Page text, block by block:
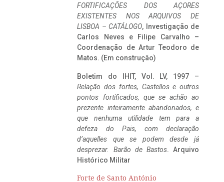
FORTIFICAÇÕES DOS AÇORES
EXISTENTES NOS ARQUIVOS DE
LISBOA – CATÁLOGO, Investigação de
Carlos Neves e Filipe Carvalho –
Coordenação de Artur Teodoro de
Matos. (Em construção)
Boletim do IHIT, Vol. LV, 1997 –
Relação dos fortes, Castellos e outros
pontos fortificados, que se achão ao
prezente inteiramente abandonados, e
que nenhuma utilidade tem para a
defeza do Pais, com declaração
d’aquelles que se podem desde já
desprezar. Barão de Bastos. Arquivo
Histórico Militar
Forte de Santo António